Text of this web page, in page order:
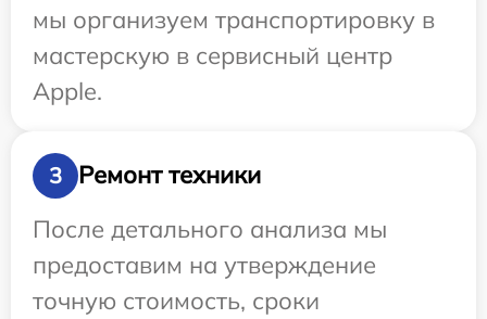
мы организуем транспортировку в
мастерскую в сервисный центр
Apple.
3
Ремонт техники
После детального анализа мы
предоставим на утверждение
точную стоимость, сроки